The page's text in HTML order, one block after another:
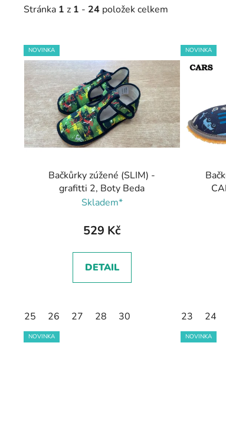
Stránka 1 z 1 - 24 položek celkem
V
ý
p
i
s
p
r
o
NOVINKA
Bačkůrky zúžené (SLIM) -
grafitti 2, Boty Beda
Skladem*
529 Kč
DETAIL
25 26 27 28 30
NOVINKA
23 24
NOVINKA NOVINKA